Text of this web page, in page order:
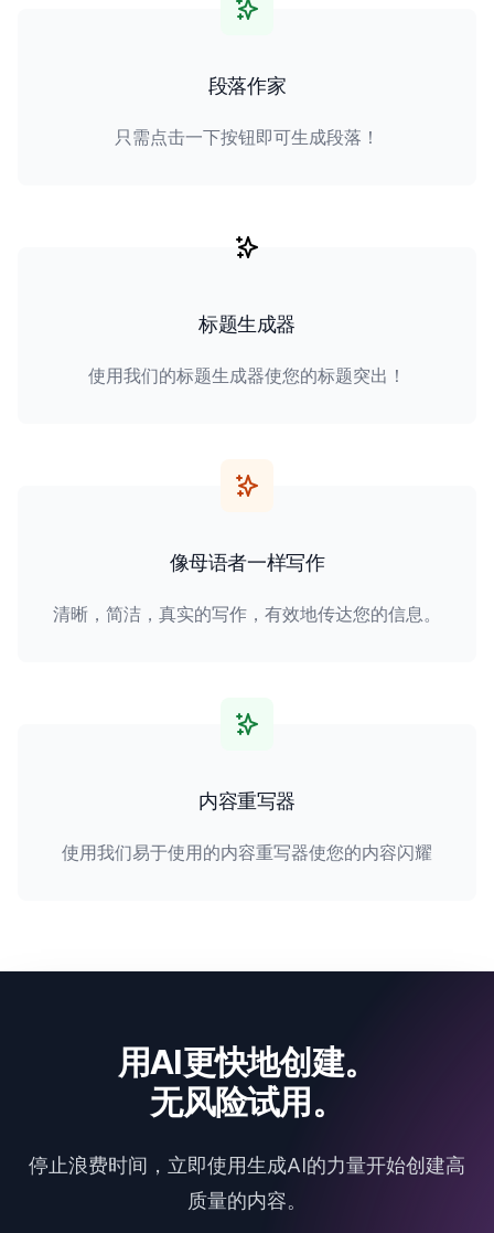
段落作家
只需点击一下按钮即可生成段落！
标题生成器
使用我们的标题生成器使您的标题突出！
像母语者一样写作
清晰，简洁，真实的写作，有效地传达您的信息。
内容重写器
使用我们易于使用的内容重写器使您的内容闪耀
用AI更快地创建。
无风险试用。
停止浪费时间，立即使用生成AI的力量开始创建高
质量的内容。